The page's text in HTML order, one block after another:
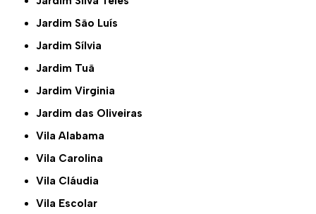
Jardim São Luís
Jardim Sílvia
Jardim Tuã
Jardim Virginia
Jardim das Oliveiras
Vila Alabama
Vila Carolina
Vila Cláudia
Vila Escolar